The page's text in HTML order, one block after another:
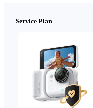
Service Plan